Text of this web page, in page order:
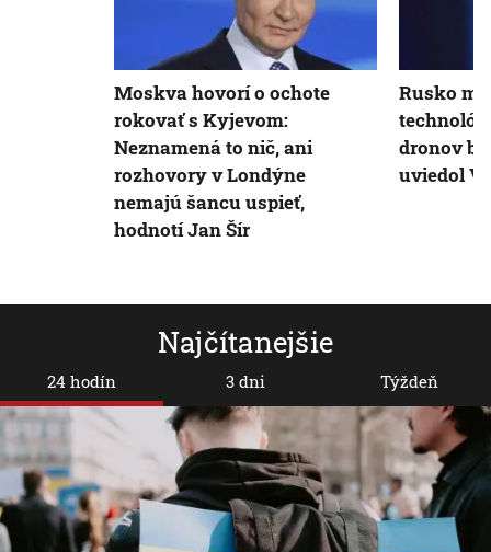
Najčítanejšie
24 hodín 3 dni Týždeň
Moskva hovorí o ochote
rokovať s Kyjevom:
Neznamená to nič, ani
rozhovory v Londýne
nemajú šancu uspieť,
hodnotí Jan Šír
Rusko
dronov
uviedol